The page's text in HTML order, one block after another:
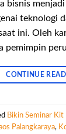
bisnis
teknologi
ini. Oleh
pemimpin
CONTINUE
Bikin Seminar Kit
Palangkaraya,